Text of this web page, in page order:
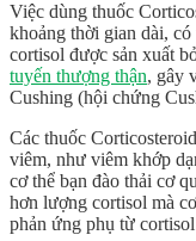
Việc dùng thuốc
khoảng thời gian dài,
cortisol được sản xuất
tuyến thượng thận, gây
Cushing (hội chứng
Các thuốc
viêm, như viêm khớp
cơ thể bạn đào thải cơ
hơn lượng cortisol mà
phản ứng phụ từ